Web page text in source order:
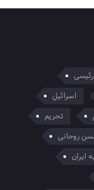
رئیسی
اسرائیل
تحریم
روحانی
ایران